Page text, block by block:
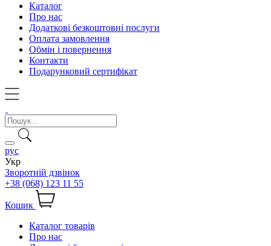
Каталог
Про нас
Додаткові безкоштовні послуги
Оплата замовлення
Обмін і повернення
Контакти
Подарунковий сертифікат
рус
Укр
Зворотній дзвінок
+38 (068) 123 11 55
Кошик
Каталог товарів
Про нас